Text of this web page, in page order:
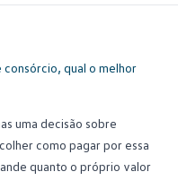
qual o melhor
uma decisão sobre
como pagar por essa
quanto o próprio valor